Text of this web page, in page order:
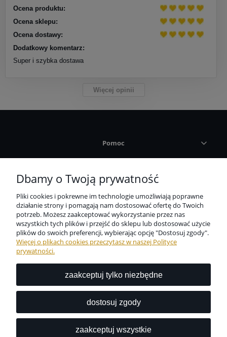
Ocena produktu:
Ocena sklepu:
Ocena dostawy:
Dodatkowy komentarz:
Super i szybka dostawa
Więcej opinii
Pomoc
Informacje
O nas
Niezbędne zabezpieczenie dla wszystkich przedmiotów
Z nami to możliwe.
Dbamy o Twoją prywatność
Pliki cookies i pokrewne im technologie umożliwiają poprawne
działanie strony i pomagają nam dostosować ofertę do Twoich
potrzeb. Możesz zaakceptować wykorzystanie przez nas
wszystkich tych plików i przejść do sklepu lub dostosować użycie
plików do swoich preferencji, wybierając opcję "Dostosuj zgody".
Więcej o plikach cookies przeczytasz w naszej Polityce
prywatności.
zaakceptuj tylko niezbędne
dostosuj zgody
zaakceptuj wszystkie